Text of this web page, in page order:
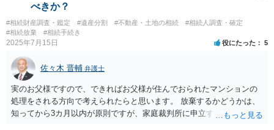
べきか？
#相続財産調査・鑑定 #遺産分割 #不動産・土地の相続
#相続人調査・確定
#相続放棄
#相続手続き
2025年7月15日 役にたった 5
佐々木 晋輔 弁護士
実のお父様ですので、できればお父様が住んでおられたマンションの
処理をされる方向で考えられたらと思います。 放棄するかどうかは、
知ってから3カ月以内が原則ですが、家庭裁判所に申立すれば3カ月の